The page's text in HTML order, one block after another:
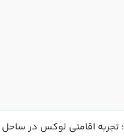
؛ تجربه اقامتی لوکس در